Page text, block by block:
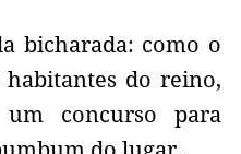
bicharada: como o
habitantes do reino,
concurso para